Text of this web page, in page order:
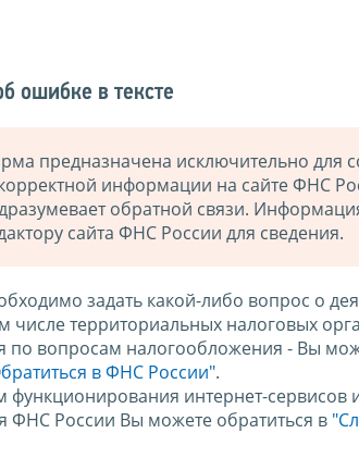
ошибке в тексте
предназначена исключительно для
информации на сайте ФНС
обратной связи.
сайта ФНС России для сведения.
задать какой-либо вопрос о
числе территориальных налоговых
по вопросам налогообложения - Вы
в ФНС России".
функционирования интернет-сервисов
ФНС России Вы можете обратиться в